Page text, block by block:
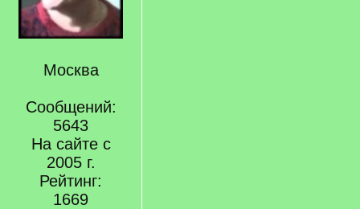
Москва
Сообщений:
5643
На сайте с
2005 г.
Рейтинг:
1669